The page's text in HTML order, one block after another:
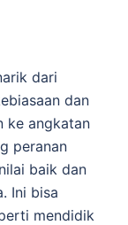
dari
dan
ke angkatan
peranan
baik dan
Ini bisa
mendidik